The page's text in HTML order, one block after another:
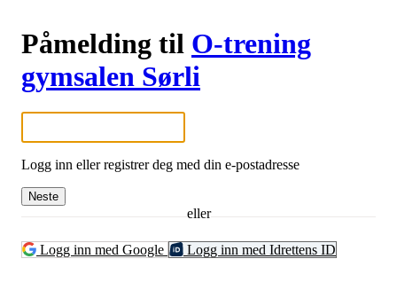
Påmelding til O-trening
gymsalen Sørli
Logg inn eller registrer deg med din e-postadresse
Neste
eller
Logg inn med Google Logg inn med Idrettens ID